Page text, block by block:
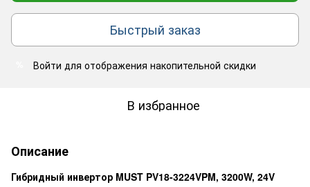
Быстрый заказ
Войти для отображения накопительной скидки
В избранное
Описание
Гибридный инвертор MUST PV18-3224VPM, 3200W, 24V